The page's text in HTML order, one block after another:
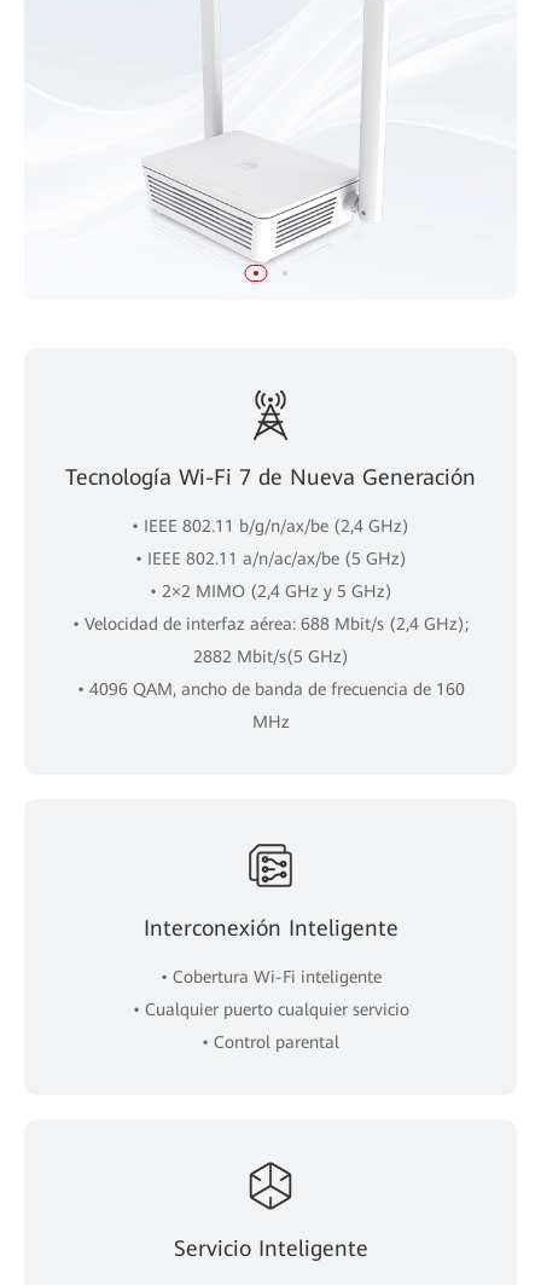
Tecnología Wi-Fi 7 de Nueva Generación
• IEEE 802.11 b/g/n/ax/be (2,4 GHz)
• IEEE 802.11 a/n/ac/ax/be (5 GHz)
• 2×2 MIMO (2,4 GHz y 5 GHz)
• Velocidad de interfaz aérea: 688 Mbit/s (2,4 GHz);
2882 ​​Mbit/s(5 GHz)
• 4096 QAM, ancho de banda de frecuencia de 160
MHz
Interconexión Inteligente
• Cobertura Wi-Fi inteligente
• Cualquier puerto cualquier servicio
• Control parental
Servicio Inteligente